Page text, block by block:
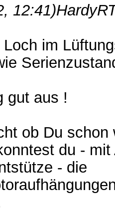
12:41)
im
gut aus !
ob Du
du -
- die